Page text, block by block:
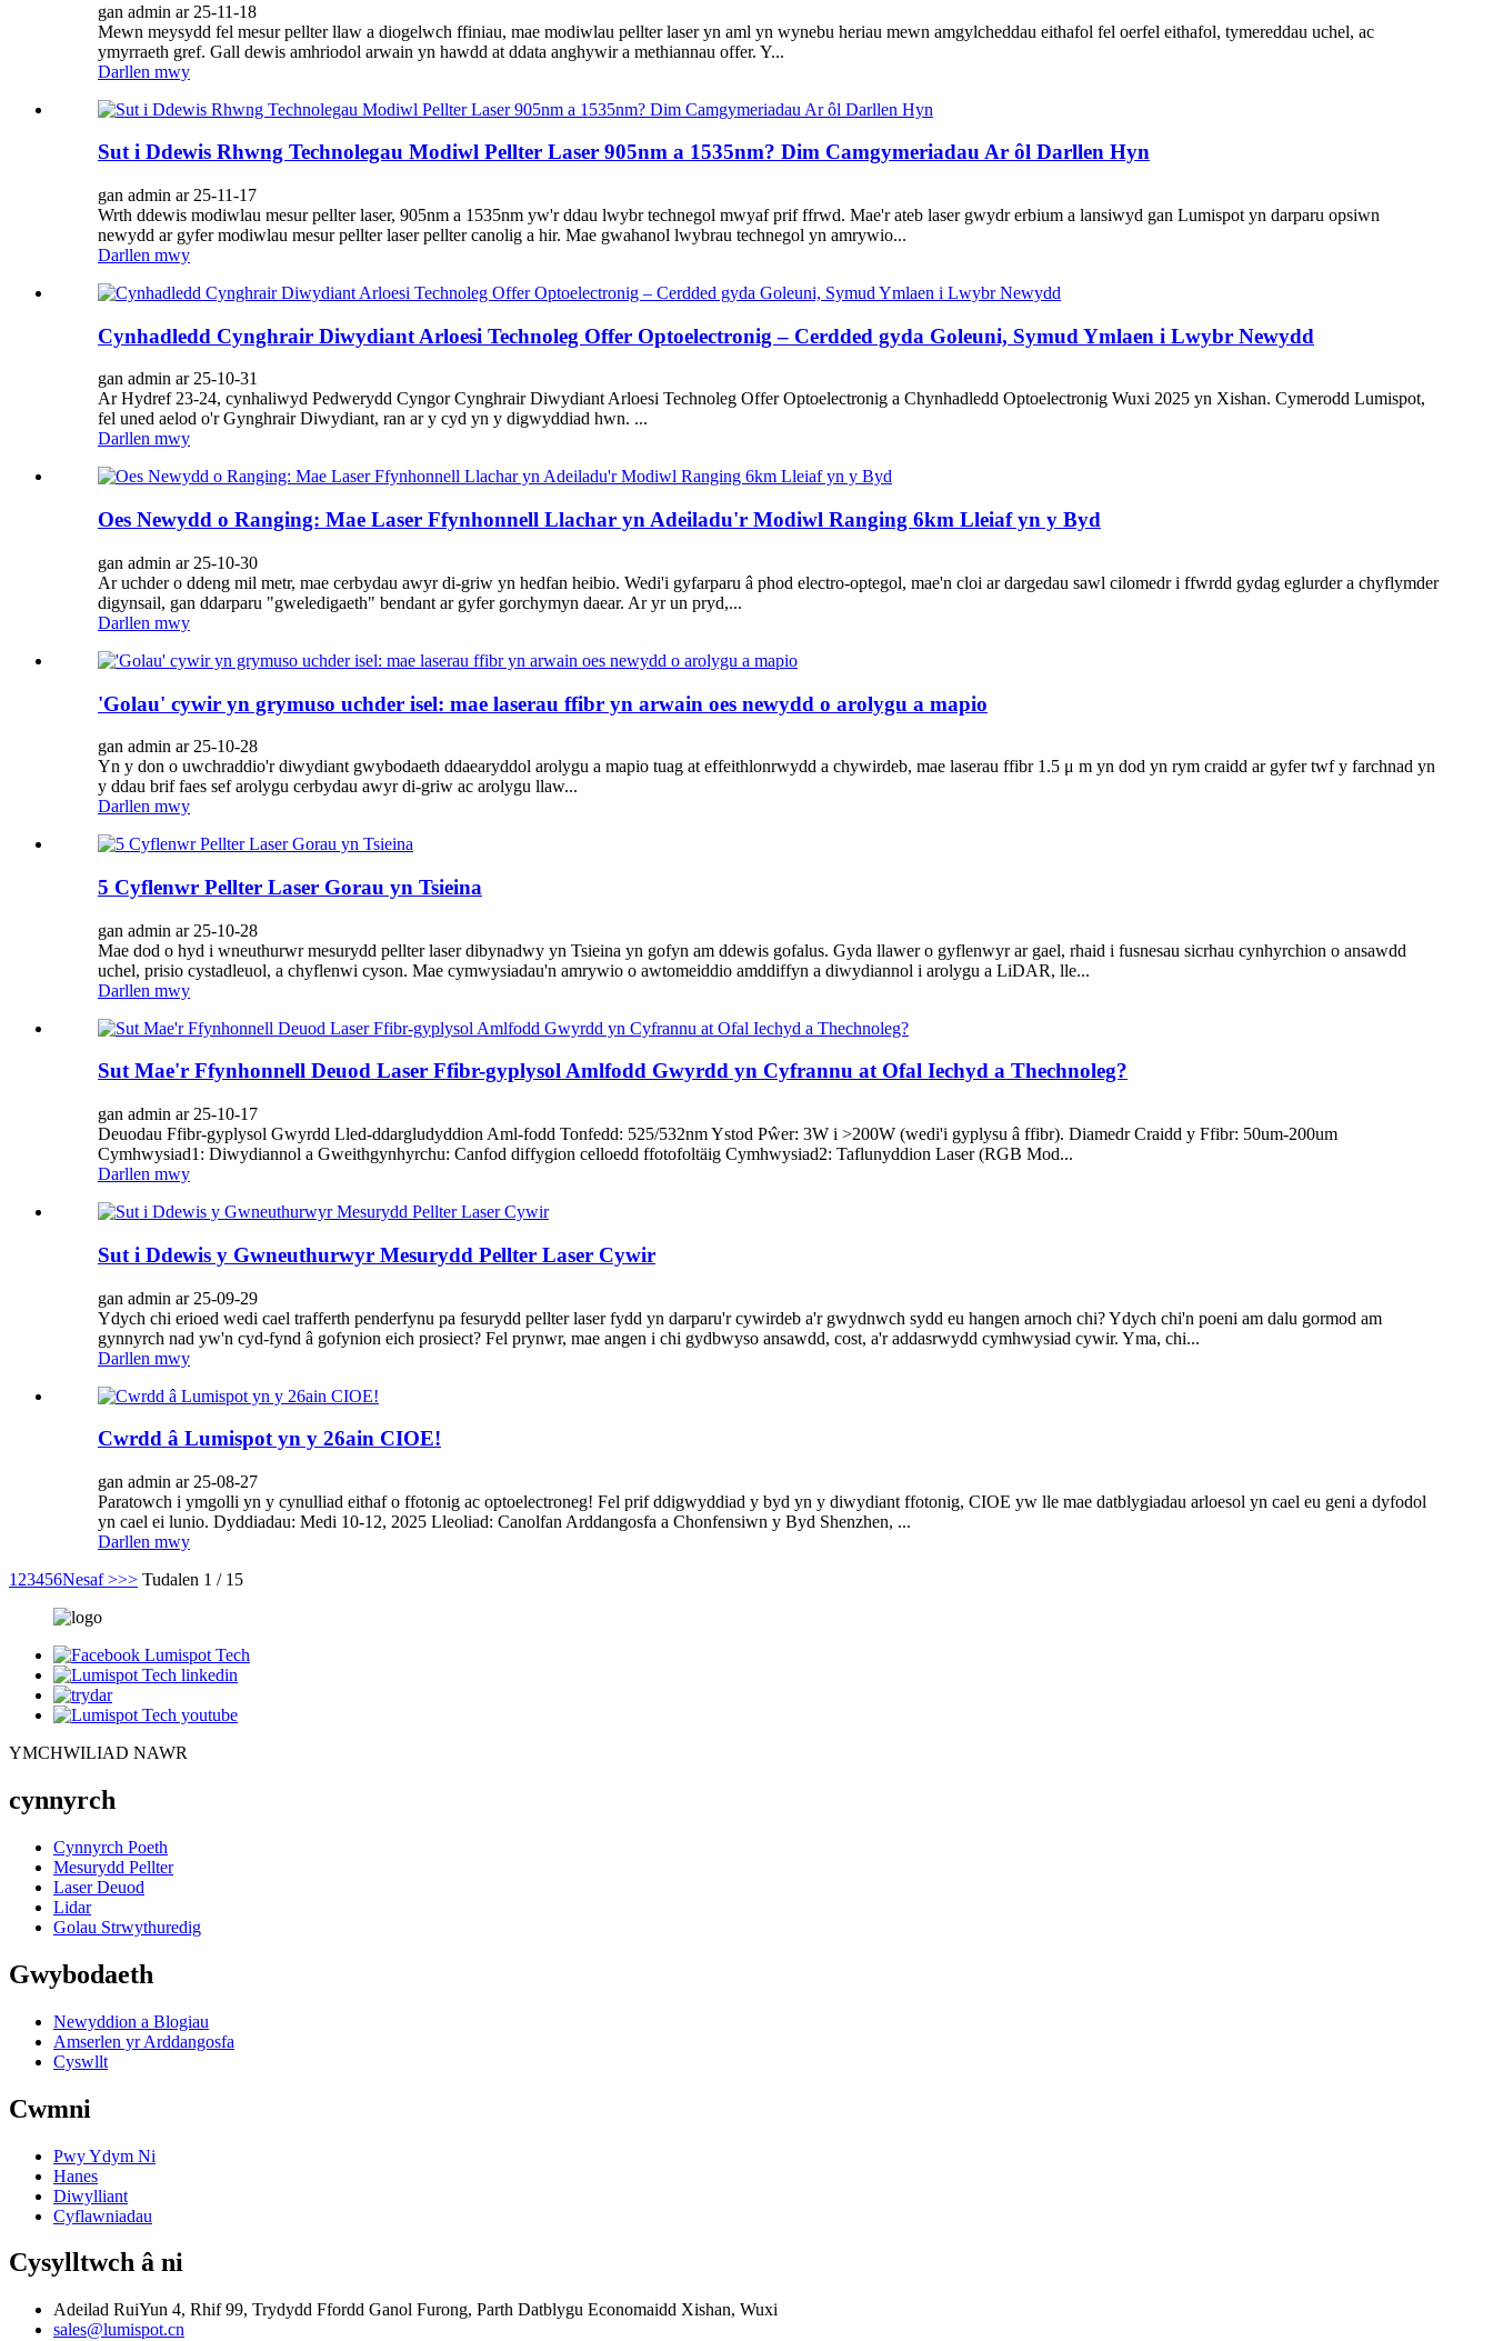
gan admin ar 25-11-18
Mewn meysydd fel mesur pellter llaw a diogelwch ffiniau, mae modiwlau pellter laser yn aml yn wynebu heriau mewn amgylcheddau eithafol fel oerfel eithafol, tymereddau uchel, ac
ymyrraeth gref. Gall dewis amhriodol arwain yn hawdd at ddata anghywir a methiannau offer. Y...
Darllen mwy
Sut i Ddewis Rhwng Technolegau Modiwl Pellter Laser 905nm a 1535nm? Dim Camgymeriadau Ar ôl Darllen Hyn
gan admin ar 25-11-17
Wrth ddewis modiwlau mesur pellter laser, 905nm a 1535nm yw'r ddau lwybr technegol mwyaf prif ffrwd. Mae'r ateb laser gwydr erbium a lansiwyd gan Lumispot yn darparu opsiwn
newydd ar gyfer modiwlau mesur pellter laser pellter canolig a hir. Mae gwahanol lwybrau technegol yn amrywio...
Darllen mwy
Cynhadledd Cynghrair Diwydiant Arloesi Technoleg Offer Optoelectronig – Cerdded gyda Goleuni, Symud Ymlaen i Lwybr Newydd
gan admin ar 25-10-31
Ar Hydref 23-24, cynhaliwyd Pedwerydd Cyngor Cynghrair Diwydiant Arloesi Technoleg Offer Optoelectronig a Chynhadledd Optoelectronig Wuxi 2025 yn Xishan. Cymerodd Lumispot,
fel uned aelod o'r Gynghrair Diwydiant, ran ar y cyd yn y digwyddiad hwn. ...
Darllen mwy
Oes Newydd o Ranging: Mae Laser Ffynhonnell Llachar yn Adeiladu'r Modiwl Ranging 6km Lleiaf yn y Byd
gan admin ar 25-10-30
Ar uchder o ddeng mil metr, mae cerbydau awyr di-griw yn hedfan heibio. Wedi'i gyfarparu â phod electro-optegol, mae'n cloi ar dargedau sawl cilomedr i ffwrdd gydag eglurder a chyflymder
digynsail, gan ddarparu "gweledigaeth" bendant ar gyfer gorchymyn daear. Ar yr un pryd,...
Darllen mwy
'Golau' cywir yn grymuso uchder isel: mae laserau ffibr yn arwain oes newydd o arolygu a mapio
gan admin ar 25-10-28
Yn y don o uwchraddio'r diwydiant gwybodaeth ddaearyddol arolygu a mapio tuag at effeithlonrwydd a chywirdeb, mae laserau ffibr 1.5 μ m yn dod yn rym craidd ar gyfer twf y farchnad yn
y ddau brif faes sef arolygu cerbydau awyr di-griw ac arolygu llaw...
Darllen mwy
5 Cyflenwr Pellter Laser Gorau yn Tsieina
gan admin ar 25-10-28
Mae dod o hyd i wneuthurwr mesurydd pellter laser dibynadwy yn Tsieina yn gofyn am ddewis gofalus. Gyda llawer o gyflenwyr ar gael, rhaid i fusnesau sicrhau cynhyrchion o ansawdd
uchel, prisio cystadleuol, a chyflenwi cyson. Mae cymwysiadau'n amrywio o awtomeiddio amddiffyn a diwydiannol i arolygu a LiDAR, lle...
Darllen mwy
Sut Mae'r Ffynhonnell Deuod Laser Ffibr-gyplysol Amlfodd Gwyrdd yn Cyfrannu at Ofal Iechyd a Thechnoleg?
gan admin ar 25-10-17
Deuodau Ffibr-gyplysol Gwyrdd Lled-ddargludyddion Aml-fodd Tonfedd: 525/532nm Ystod Pŵer: 3W i >200W (wedi'i gyplysu â ffibr). Diamedr Craidd y Ffibr: 50um-200um
Cymhwysiad1: Diwydiannol a Gweithgynhyrchu: Canfod diffygion celloedd ffotofoltäig Cymhwysiad2: Taflunyddion Laser (RGB Mod...
Darllen mwy
Sut i Ddewis y Gwneuthurwyr Mesurydd Pellter Laser Cywir
gan admin ar 25-09-29
Ydych chi erioed wedi cael trafferth penderfynu pa fesurydd pellter laser fydd yn darparu'r cywirdeb a'r gwydnwch sydd eu hangen arnoch chi? Ydych chi'n poeni am dalu gormod am
gynnyrch nad yw'n cyd-fynd â gofynion eich prosiect? Fel prynwr, mae angen i chi gydbwyso ansawdd, cost, a'r addasrwydd cymhwysiad cywir. Yma, chi...
Darllen mwy
Cwrdd â Lumispot yn y 26ain CIOE!
gan admin ar 25-08-27
Paratowch i ymgolli yn y cynulliad eithaf o ffotonig ac optoelectroneg! Fel prif ddigwyddiad y byd yn y diwydiant ffotonig, CIOE yw lle mae datblygiadau arloesol yn cael eu geni a dyfodol
yn cael ei lunio. Dyddiadau: Medi 10-12, 2025 Lleoliad: Canolfan Arddangosfa a Chonfensiwn y Byd Shenzhen, ...
Darllen mwy
1 23456Nesaf >>> Tudalen 1 / 15
YMCHWILIAD NAWR
cynnyrch
Cynnyrch Poeth
Mesurydd Pellter
Laser Deuod
Lidar
Golau Strwythuredig
Gwybodaeth
Newyddion a Blogiau
Amserlen yr Arddangosfa
Cyswllt
Cwmni
Pwy Ydym Ni
Hanes
Diwylliant
Cyflawniadau
Cysylltwch â ni
Adeilad RuiYun 4, Rhif 99, Trydydd Ffordd Ganol Furong, Parth Datblygu Economaidd Xishan, Wuxi
sales@lumispot.cn